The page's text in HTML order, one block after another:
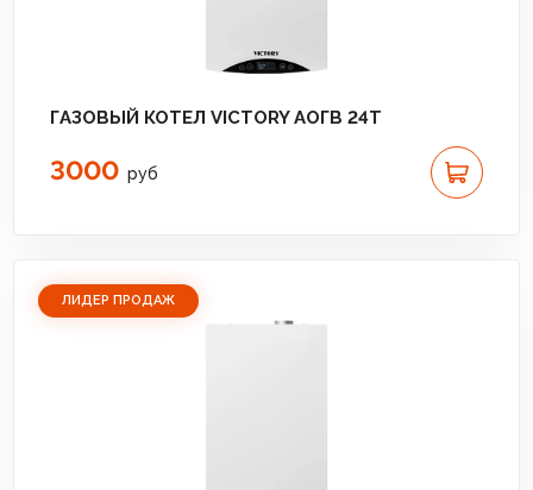
ГАЗОВЫЙ КОТЕЛ VICTORY АОГВ 24T
3000 руб
ЛИДЕР ПРОДАЖ